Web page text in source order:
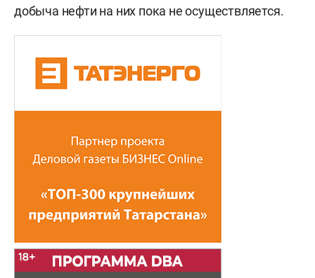
добыча нефти на них пока не осуществляется.